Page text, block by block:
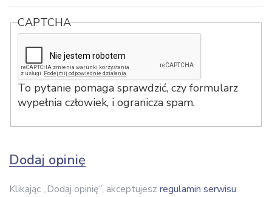
CAPTCHA
To pytanie pomaga sprawdzić, czy formularz
wypełnia człowiek, i ogranicza spam.
Dodaj opinię
Klikając „Dodaj opinię”, akceptujesz regulamin serwisu.